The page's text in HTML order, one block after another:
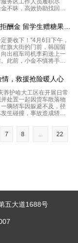
务区工作人员履职尽
不昧，高效协助找回随
安全感与幸福感。两面
人员对服务区工作的认可“的姐”送还手机拒酬金 留学生赠糖果表谢意
要收下！”4月6日下午，
旗大街的门前，韩国留
出租车司机李莉送上一
此前，小金不慎将手机
归还。据龙运现代公司
晨5时50分许，她在哈特
，救援抢险暖人心
养护哈大工区在开展日常
处置一起因货车散落物
辆轿车因躲避不及，径
生碰撞，事故造成轿车
救援处置，并迅速联动
7 8 ... 22
五大道1688号